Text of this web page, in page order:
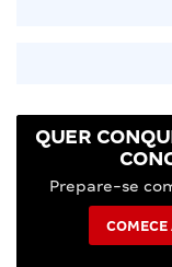
QUER
Prepare-se
COMECE